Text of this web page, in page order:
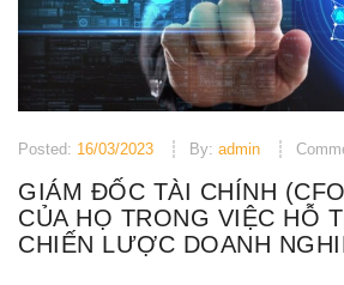
Posted: 16/03/2023 By: admin
GIÁM ĐỐC TÀI CHÍNH
CỦA HỌ TRONG VIỆC HỖ
CHIẾN LƯỢC DOANH